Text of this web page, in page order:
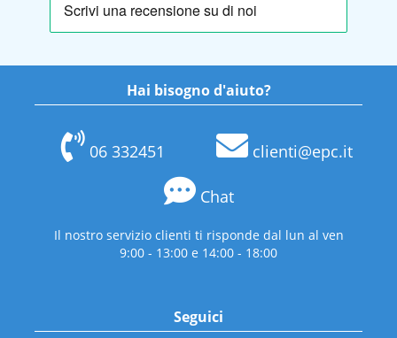
Hai bisogno d'aiuto?
06 332451 clienti@epc.it
Chat
Il nostro servizio clienti ti risponde dal lun al ven
9:00 - 13:00 e 14:00 - 18:00
Seguici